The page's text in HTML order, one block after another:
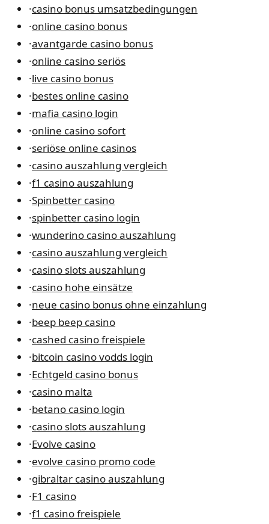
·casino bonus umsatzbedingungen
·online casino bonus
·avantgarde casino bonus
·online casino seriös
·live casino bonus
·bestes online casino
·mafia casino login
·online casino sofort
·seriöse online casinos
·casino auszahlung vergleich
·f1 casino auszahlung
·Spinbetter casino
·spinbetter casino login
·wunderino casino auszahlung
·casino auszahlung vergleich
·casino slots auszahlung
·casino hohe einsätze
·neue casino bonus ohne einzahlung
·beep beep casino
·cashed casino freispiele
·bitcoin casino vodds login
·Echtgeld casino bonus
·casino malta
·betano casino login
·casino slots auszahlung
·Evolve casino
·evolve casino promo code
·gibraltar casino auszahlung
·F1 casino
·f1 casino freispiele